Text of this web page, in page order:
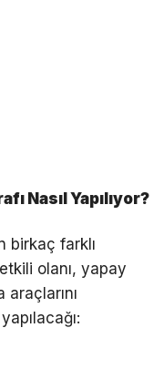
Nasıl Yapılıyor?
birkaç farklı
olanı, yapay